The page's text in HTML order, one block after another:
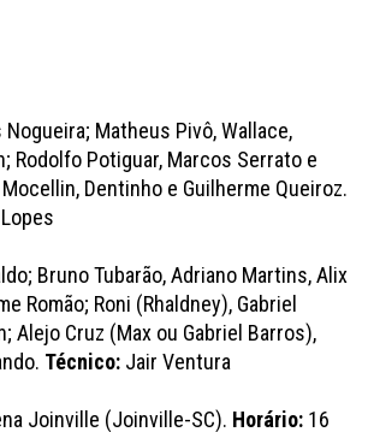
Nogueira; Matheus Pivô, Wallace,
Rodolfo Potiguar, Marcos Serrato e
Dentinho e Guilherme Queiroz.
Bruno Tubarão, Adriano Martins, Alix
Romão; Roni (Rhaldney), Gabriel
Alejo Cruz (Max ou Gabriel Barros),
Técnico: Jair Ventura
Joinville (Joinville-SC). Horário: 16